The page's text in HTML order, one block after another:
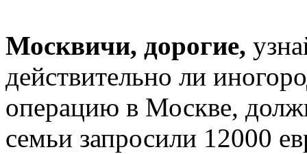
Москвичи, дорогие,
действительно ли
операцию в Москве,
семьи запросили 12000